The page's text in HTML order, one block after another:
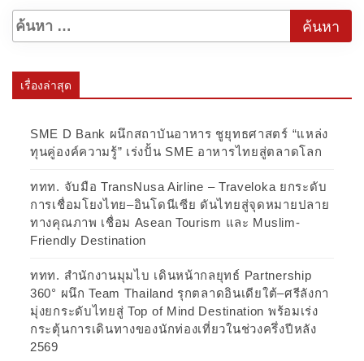
เรื่องล่าสุด
SME D Bank ผนึกสถาบันอาหาร ชูยุทธศาสตร์ “แหล่ง
ทุนคู่องค์ความรู้” เร่งปั้น SME อาหารไทยสู่ตลาดโลก
ททท. จับมือ TransNusa Airline – Traveloka ยกระดับ
การเชื่อมโยงไทย–อินโดนีเซีย ดันไทยสู่จุดหมายปลาย
ทางคุณภาพ เชื่อม Asean Tourism และ Muslim-
Friendly Destination
ททท. สำนักงานมุมไบ เดินหน้ากลยุทธ์ Partnership
360° ผนึก Team Thailand รุกตลาดอินเดียใต้–ศรีลังกา
มุ่งยกระดับไทยสู่ Top of Mind Destination พร้อมเร่ง
กระตุ้นการเดินทางของนักท่องเที่ยวในช่วงครึ่งปีหลัง
2569